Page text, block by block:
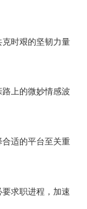
时艰的坚韧力量
上的微妙情感波
适的平台至关重
求职进程，加速